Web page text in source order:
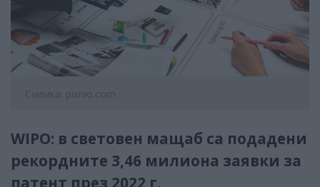
Снимка: pixnio.com
WIPO: в световен мащаб са подадени
рекордните 3,46 милиона заявки за
патент през 2022 г.